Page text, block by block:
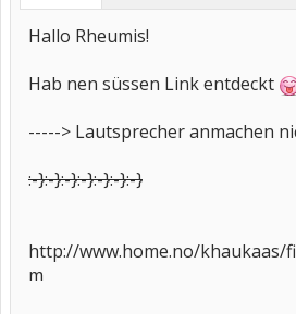
Hallo Rheumis!
Hab nen süssen Link entdeckt
-----> Lautsprecher anmachen
:-}:-}:-}:-}:-}:-}:-}
http://www.home.no/khaukaas/
m